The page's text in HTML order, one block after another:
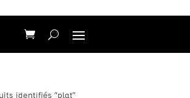
identifiés “plat”